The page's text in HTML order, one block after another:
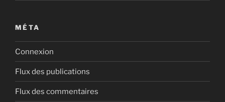
MÉTA
Connexion
Flux des publications
Flux des commentaires